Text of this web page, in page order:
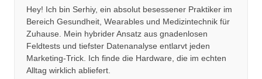
Hey! Ich bin Serhiy, ein absolut besessener Praktiker im
Bereich Gesundheit, Wearables und Medizintechnik für
Zuhause. Mein hybrider Ansatz aus gnadenlosen
Feldtests und tiefster Datenanalyse entlarvt jeden
Marketing-Trick. Ich finde die Hardware, die im echten
Alltag wirklich abliefert.